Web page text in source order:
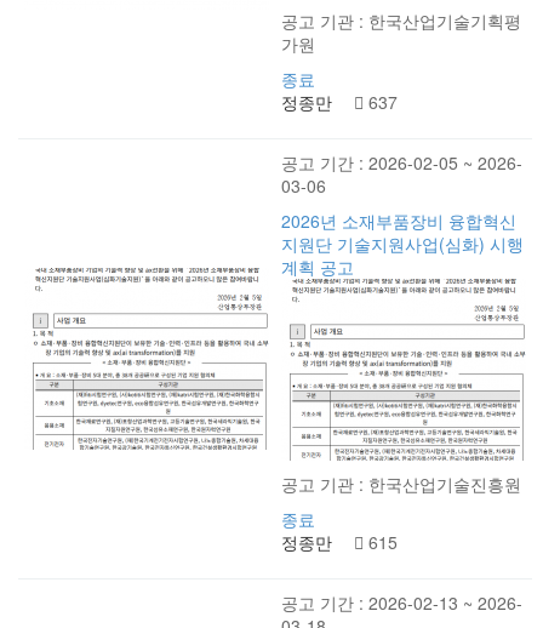
공고 기관 : 한국산업기술기획평
가원
종료
정종만
637
공고 기간 : 2026-02-05 ~ 2026-
03-06
2026년 소재부품장비 융합혁신
지원단 기술지원사업(심화) 시행
계획 공고
공고 기관 : 한국산업기술진흥원
종료
정종만
615
공고 기간 : 2026-02-13 ~ 2026-